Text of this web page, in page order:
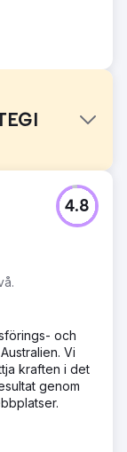
av
och
hitta kunder
kampanjer
4.8
och
Vi
kraften i det
genom